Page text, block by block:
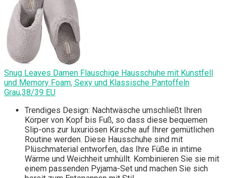
Snug Leaves Damen Flauschige Hausschuhe mit Kunstfell
und Memory Foam, Sexy und Klassische Pantoffeln
Grau,38/39 EU
Trendiges Design: Nachtwäsche umschließt Ihren
Körper von Kopf bis Fuß, so dass diese bequemen
Slip-ons zur luxuriösen Kirsche auf Ihrer gemütlichen
Routine werden. Diese Hausschuhe sind mit
Plüschmaterial entworfen, das Ihre Füße in intime
Wärme und Weichheit umhüllt. Kombinieren Sie sie mit
einem passenden Pyjama-Set und machen Sie sich